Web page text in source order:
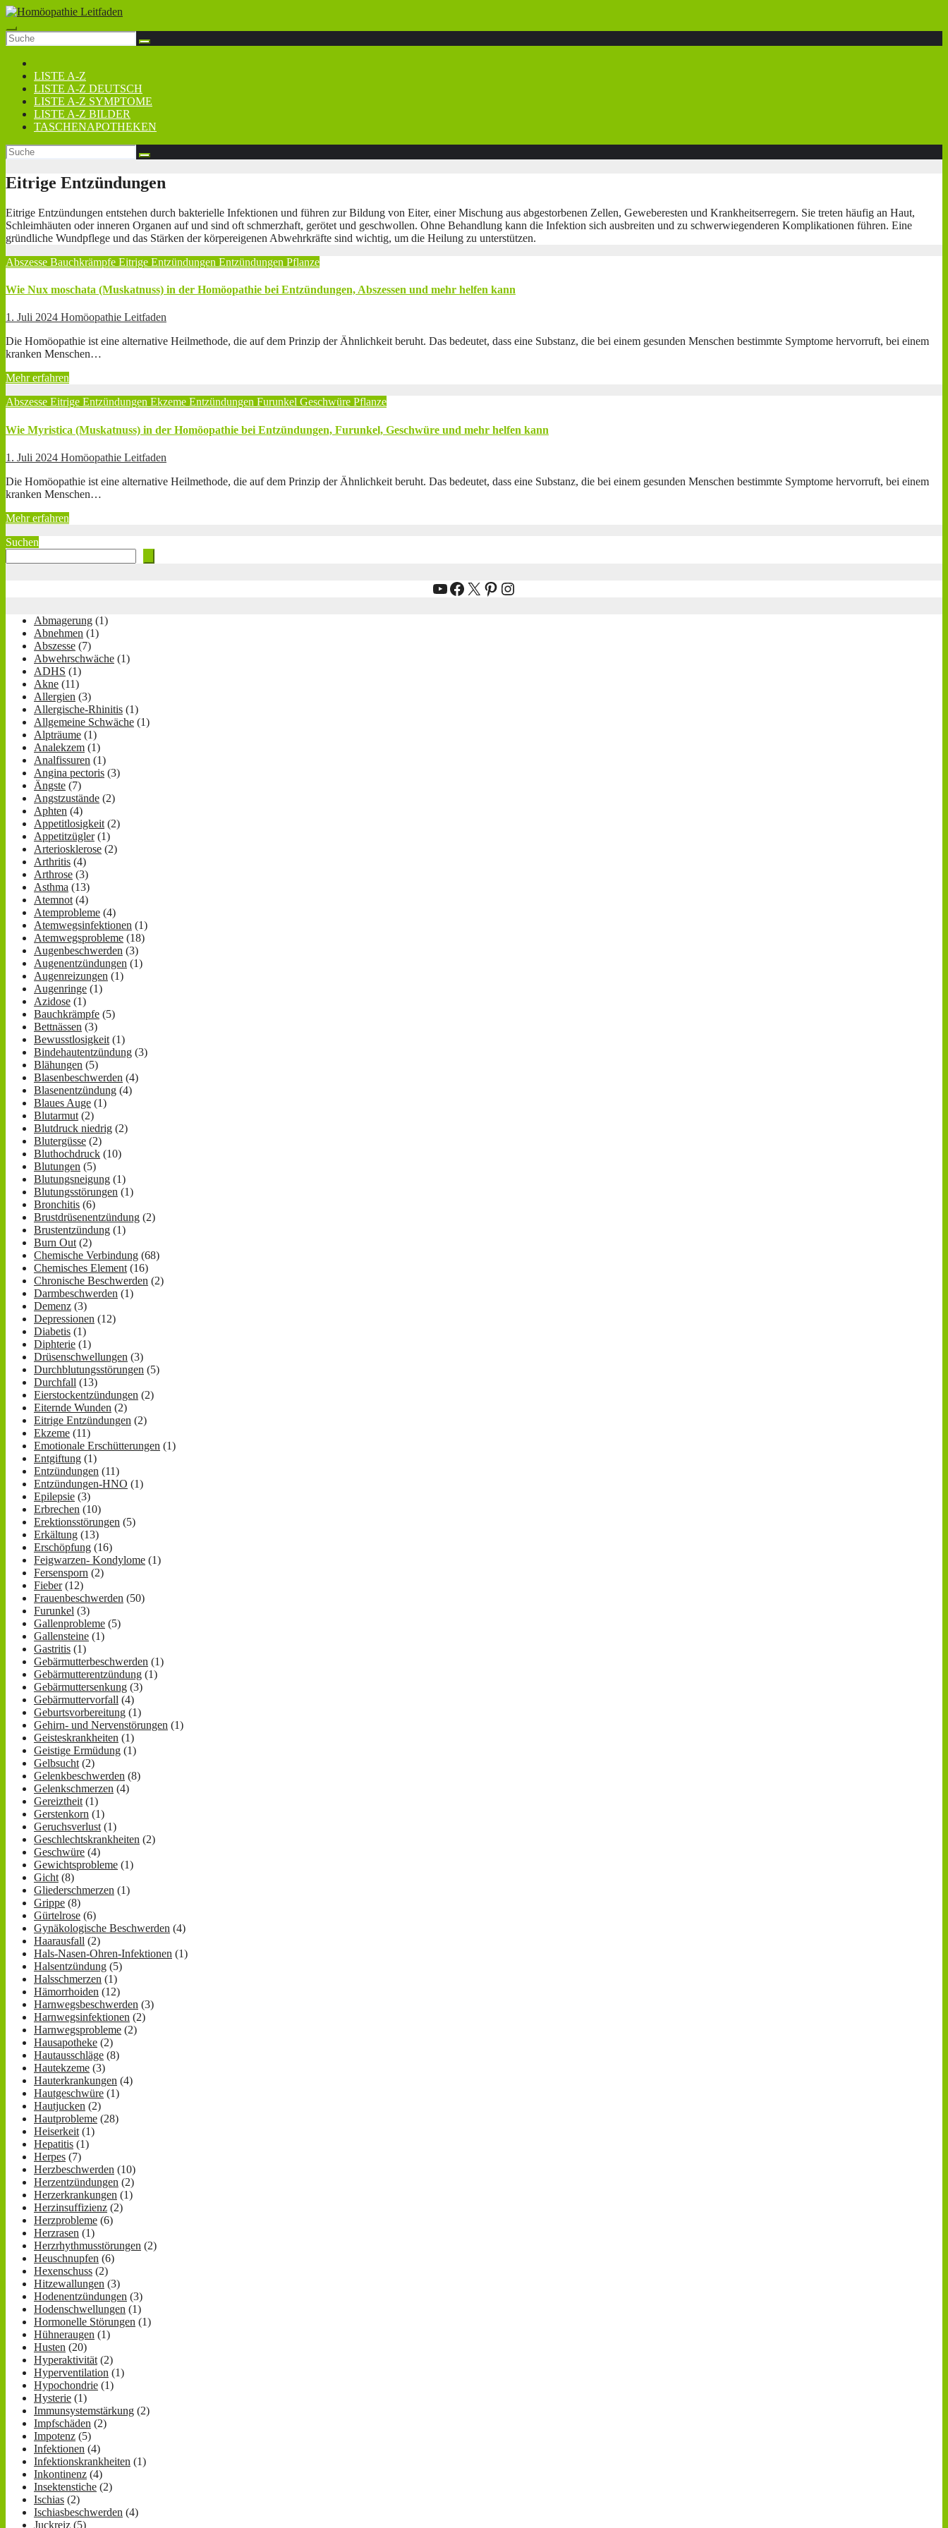
Zum
Inhalt
springen
LISTE A-Z
LISTE A-Z DEUTSCH
LISTE A-Z SYMPTOME
LISTE A-Z BILDER
TASCHENAPOTHEKEN
Eitrige Entzündungen
Eitrige Entzündungen entstehen durch bakterielle Infektionen und führen zur Bildung von Eiter, einer Mischung aus abgestorbenen Zellen, Geweberesten und Krankheitserregern. Sie treten häufig an Haut,
Schleimhäuten oder inneren Organen auf und sind oft schmerzhaft, gerötet und geschwollen. Ohne Behandlung kann die Infektion sich ausbreiten und zu schwerwiegenderen Komplikationen führen. Eine
gründliche Wundpflege und das Stärken der körpereigenen Abwehrkräfte sind wichtig, um die Heilung zu unterstützen.
Abszesse Bauchkrämpfe Eitrige Entzündungen Entzündungen Pflanze
Wie Nux moschata (Muskatnuss) in der Homöopathie bei Entzündungen, Abszessen und mehr helfen kann
1. Juli 2024 Homöopathie Leitfaden
Die Homöopathie ist eine alternative Heilmethode, die auf dem Prinzip der Ähnlichkeit beruht. Das bedeutet, dass eine Substanz, die bei einem gesunden Menschen bestimmte Symptome hervorruft, bei einem
kranken Menschen…
Mehr erfahren
Abszesse Eitrige Entzündungen Ekzeme Entzündungen Furunkel Geschwüre Pflanze
Wie Myristica (Muskatnuss) in der Homöopathie bei Entzündungen, Furunkel, Geschwüre und mehr helfen kann
1. Juli 2024 Homöopathie Leitfaden
Die Homöopathie ist eine alternative Heilmethode, die auf dem Prinzip der Ähnlichkeit beruht. Das bedeutet, dass eine Substanz, die bei einem gesunden Menschen bestimmte Symptome hervorruft, bei einem
kranken Menschen…
Mehr erfahren
Suchen
YouTube
Facebook
X Pinterest
Instagram
Abmagerung (1)
Abnehmen (1)
Abszesse (7)
Abwehrschwäche (1)
ADHS (1)
Akne (11)
Allergien (3)
Allergische-Rhinitis (1)
Allgemeine Schwäche (1)
Alpträume (1)
Analekzem (1)
Analfissuren (1)
Angina pectoris (3)
Ängste (7)
Angstzustände (2)
Aphten (4)
Appetitlosigkeit (2)
Appetitzügler(1)
Arteriosklerose (2)
Arthritis (4)
Arthrose (3)
Asthma (13)
Atemnot (4)
Atemprobleme (4)
Atemwegsinfektionen (1)
Atemwegsprobleme (18)
Augenbeschwerden (3)
Augenentzündungen (1)
Augenreizungen (1)
Augenringe (1)
Azidose (1)
Bauchkrämpfe (5)
Bettnässen (3)
Bewusstlosigkeit (1)
Bindehautentzündung (3)
Blähungen (5)
Blasenbeschwerden (4)
Blasenentzündung (4)
Blaues Auge (1)
Blutarmut (2)
Blutdruck niedrig (2)
Blutergüsse (2)
Bluthochdruck (10)
Blutungen (5)
Blutungsneigung (1)
Blutungsstörungen (1)
Bronchitis (6)
Brustdrüsenentzündung (2)
Brustentzündung (1)
Burn Out (2)
Chemische Verbindung (68)
Chemisches Element (16)
Chronische Beschwerden (2)
Darmbeschwerden (1)
Demenz (3)
Depressionen (12)
Diabetis (1)
Diphterie (1)
Drüsenschwellungen (3)
Durchblutungsstörungen (5)
Durchfall (13)
Eierstockentzündungen (2)
Eiternde Wunden (2)
Eitrige Entzündungen (2)
Ekzeme (11)
Emotionale Erschütterungen (1)
Entgiftung (1)
Entzündungen (11)
Entzündungen-HNO (1)
Epilepsie (3)
Erbrechen (10)
Erektionsstörungen (5)
Erkältung (13)
Erschöpfung (16)
Feigwarzen- Kondylome (1)
Fersensporn (2)
Fieber(12)
Frauenbeschwerden (50)
Furunkel (3)
Gallenprobleme (5)
Gallensteine (1)
Gastritis (1)
Gebärmutterbeschwerden (1)
Gebärmutterentzündung (1)
Gebärmuttersenkung (3)
Gebärmuttervorfall (4)
Geburtsvorbereitung (1)
Gehirn- und Nervenstörungen (1)
Geisteskrankheiten (1)
Geistige Ermüdung (1)
Gelbsucht (2)
Gelenkbeschwerden (8)
Gelenkschmerzen (4)
Gereiztheit (1)
Gerstenkorn (1)
Geruchsverlust (1)
Geschlechtskrankheiten (2)
Geschwüre (4)
Gewichtsprobleme (1)
Gicht (8)
Gliederschmerzen (1)
Grippe (8)
Gürtelrose (6)
Gynäkologische Beschwerden (4)
Haarausfall (2)
Hals-Nasen-Ohren-Infektionen (1)
Halsentzündung (5)
Halsschmerzen (1)
Hämorrhoiden (12)
Harnwegsbeschwerden (3)
Harnwegsinfektionen (2)
Harnwegsprobleme (2)
Hausapotheke (2)
Hautausschläge (8)
Hautekzeme (3)
Hauterkrankungen (4)
Hautgeschwüre (1)
Hautjucken (2)
Hautprobleme (28)
Heiserkeit (1)
Hepatitis (1)
Herpes (7)
Herzbeschwerden (10)
Herzentzündungen (2)
Herzerkrankungen (1)
Herzinsuffizienz (2)
Herzprobleme (6)
Herzrasen (1)
Herzrhythmusstörungen (2)
Heuschnupfen (6)
Hexenschuss (2)
Hitzewallungen (3)
Hodenentzündungen (3)
Hodenschwellungen (1)
Hormonelle Störungen (1)
Hühneraugen (1)
Husten (20)
Hyperaktivität (2)
Hyperventilation (1)
Hypochondrie (1)
Hysterie (1)
Immunsystemstärkung (2)
Impfschäden (2)
Impotenz (5)
Infektionen (4)
Infektionskrankheiten (1)
Inkontinenz (4)
Insektenstiche (2)
Ischias (2)
Ischiasbeschwerden (4)
Juckreiz (5)